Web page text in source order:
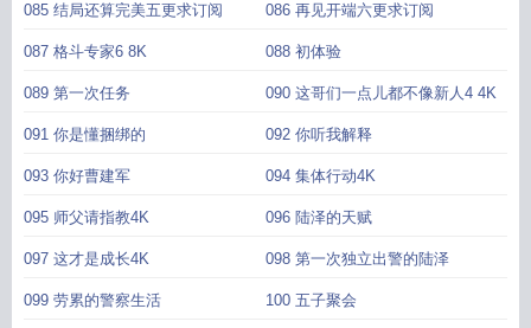
085 结局还算完美五更求订阅 086 再见开端六更求订阅
087 格斗专家6 8K 088 初体验
089 第一次任务 090 这哥们一点儿都不像新人4 4K
091 你是懂捆绑的 092 你听我解释
093 你好曹建军 094 集体行动4K
095 师父请指教4K 096 陆泽的天赋
097 这才是成长4K 098 第一次独立出警的陆泽
099 劳累的警察生活 100 五子聚会